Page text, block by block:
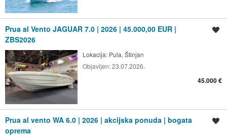
Prua al Vento JAGUAR 7.0 | 2026 | 45.000,00 EUR |
ZBS2026
Lokacija: Pula, Štinjan
Objavljen:23.07.2026.
45.000 €
Prua al vento WA 6.0 | 2026 | akcijska ponuda | bogata
oprema